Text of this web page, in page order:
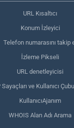
URL Kısaltıcı
Konum İzleyici
Telefon numarasını takip
İzleme Pikseli
URL denetleyicisi
Sayaçları ve Kullanıcı
KullanıcıAjanım
WHOIS Alan Adı Arama